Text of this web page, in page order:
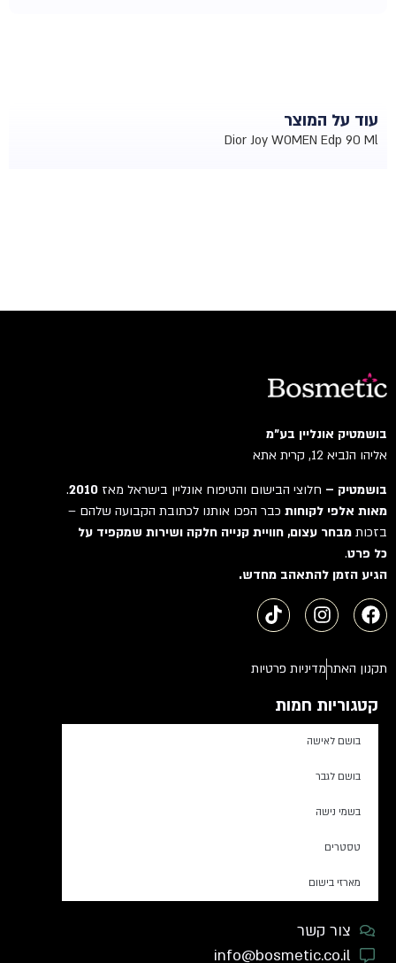
עוד על המוצר
Dior Joy WOMEN Edp 90 Ml
בושמטיק אונליין בע"מ
אליהו הנביא 12, קרית אתא
בושמטיק –חלוצי הבישום והטיפוח אונליין בישראל מאז2010
.
מאות אלפי לקוחותכבר הפכו אותנו לכתובת הקבועה שלהם –
בזכותמבחר עצום, חוויית קנייה חלקה ושירות שמקפיד על
כל פרט.
הגיע הזמן להתאהב מחדש.
תקנון האתרמדיניות פרטיות
קטגוריות חמות
בושם לאישה
בושם לגבר
בשמי נישה
טסטרים
מארזי בישום
צור קשר
info@bosmetic.co.il